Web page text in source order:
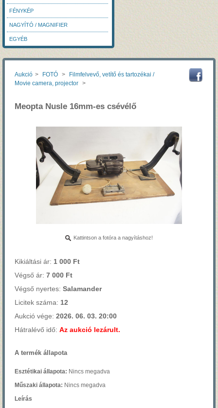
FÉNYKÉP
NAGYÍTÓ / MAGNIFIER
EGYÉB
Aukció > FOTÓ >
Filmfelvevő, vetítő és tartozékai /
Movie camera, projector >
Meopta Nusle 16mm-es csévélő
Kattintson a fotóra a nagyításhoz!
Kikiáltási ár: 1 000 Ft
Végső ár: 7 000 Ft
Végső nyertes: Salamander
Licitek száma: 12
Aukció vége: 2026. 06. 03. 20:00
Hátralévő idő: Az aukció lezárult.
A termék állapota
Esztétikai állapota: Nincs megadva
Műszaki állapota: Nincs megadva
Leírás